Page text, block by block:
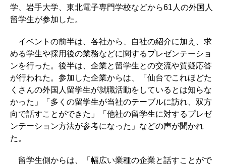
学、岩手大学、東北電子専門学校などから61人の外国人
留学生が参加した。
イベントの前半は、各社から、自社の紹介に加え、求
める学生や採用後の業務などに関するプレゼンテーショ
ンを行った。後半は、企業と留学生との交流や質疑応答
が行われた。参加した企業からは、「仙台でこれほどた
くさんの外国人留学生が就職活動をしているとは知らな
かった」「多くの留学生が当社のテーブルに訪れ、双方
向で話すことができた」「他社の留学生に対するプレゼ
ンテーション方法が参考になった」などの声が聞かれ
た。
留学生側からは、「幅広い業種の企業と話すことがで